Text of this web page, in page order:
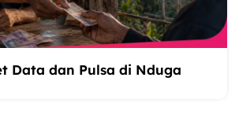
Data dan Pulsa di Nduga